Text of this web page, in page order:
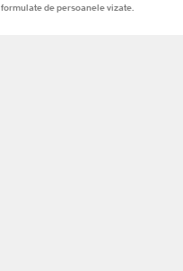
formulate de persoanele vizate.